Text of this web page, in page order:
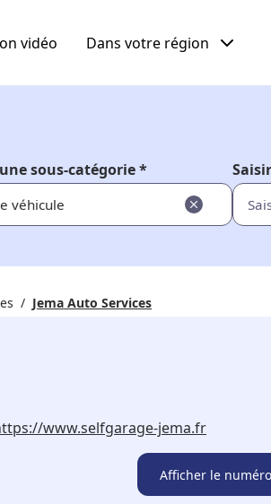
vidéo Dans votre région
sous-catégorie *
véhicule
Jema Auto Services
www.selfgarage-jema.fr
Afficher le numéro